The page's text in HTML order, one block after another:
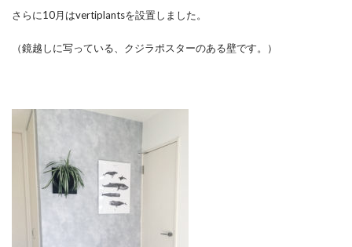
さらに10月はvertiplantsを設置しました。
（鏡越しに写っている、クジラポスターのある壁です。）